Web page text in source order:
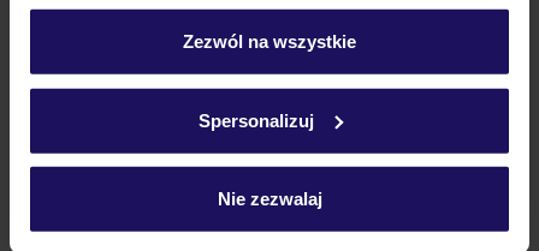
personalizować swój wybór wchodząc w zakładkę
Szczegółowe informacje o plikach cookie znajdziesz
Zezwól na wszystkie
Spersonalizuj
Nie zezwalaj
Często zadawane pytania
Jak zmienić uczestników/osobę zgłaszającą?
Czy w Hotelu będzie przedstawiciel TUI?
Na jakiej podstawie i gdzie otrzymam karty
pokładowe/bilety lotnicze?